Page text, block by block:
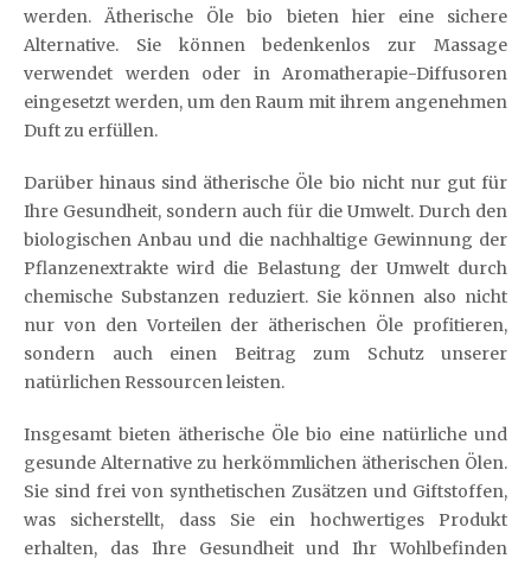
werden. Ätherische Öle bio bieten hier eine sichere
Alternative. Sie können bedenkenlos zur Massage
verwendet werden oder in Aromatherapie-Diffusoren
eingesetzt werden, um den Raum mit ihrem angenehmen
Duft zu erfüllen.
Darüber hinaus sind ätherische Öle bio nicht nur gut für
Ihre Gesundheit, sondern auch für die Umwelt. Durch den
biologischen Anbau und die nachhaltige Gewinnung der
Pflanzenextrakte wird die Belastung der Umwelt durch
chemische Substanzen reduziert. Sie können also nicht
nur von den Vorteilen der ätherischen Öle profitieren,
sondern auch einen Beitrag zum Schutz unserer
natürlichen Ressourcen leisten.
Insgesamt bieten ätherische Öle bio eine natürliche und
gesunde Alternative zu herkömmlichen ätherischen Ölen.
Sie sind frei von synthetischen Zusätzen und Giftstoffen,
was sicherstellt, dass Sie ein hochwertiges Produkt
erhalten, das Ihre Gesundheit und Ihr Wohlbefinden